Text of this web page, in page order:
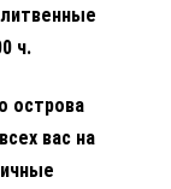
ч.
острова
вас на